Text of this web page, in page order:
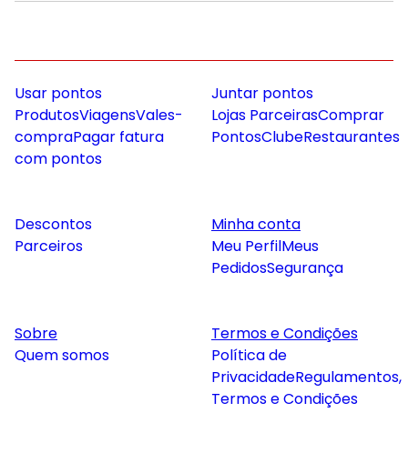
Usar pontos
ProdutosViagensVales-
compraPagar fatura
com pontos
Juntar pontos
Lojas ParceirasComprar
PontosClubeRestaurantes
Descontos
Parceiros
Minha conta
Meu PerfilMeus
PedidosSegurança
Sobre
Quem somos
Termos e Condições
Política de
PrivacidadeRegulamentos,
Termos e Condições